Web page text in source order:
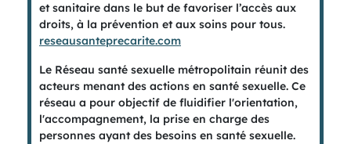
et sanitaire dans le but de favoriser l’accès aux
droits, à la prévention et aux soins pour tous.
reseausanteprecarite.com
Le Réseau santé sexuelle métropolitain réunit des
acteurs menant des actions en santé sexuelle. Ce
réseau a pour objectif de fluidifier l'orientation,
l'accompagnement, la prise en charge des
personnes ayant des besoins en santé sexuelle.